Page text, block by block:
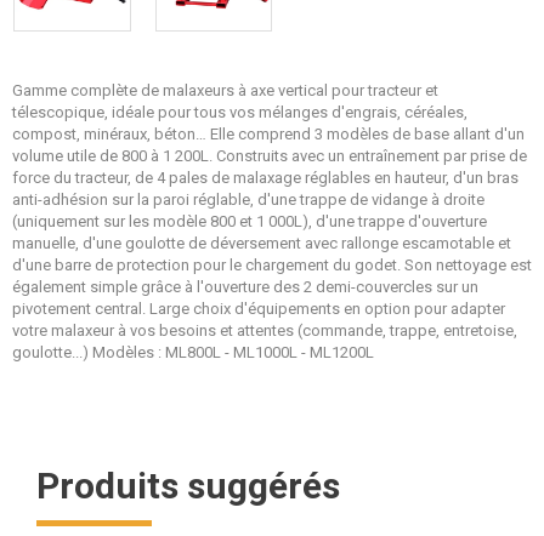
Gamme complète de malaxeurs à axe vertical pour tracteur et
télescopique, idéale pour tous vos mélanges d'engrais, céréales,
compost, minéraux, béton… Elle comprend 3 modèles de base allant d'un
volume utile de 800 à 1 200L. Construits avec un entraînement par prise de
force du tracteur, de 4 pales de malaxage réglables en hauteur, d'un bras
anti-adhésion sur la paroi réglable, d'une trappe de vidange à droite
(uniquement sur les modèle 800 et 1 000L), d'une trappe d'ouverture
manuelle, d'une goulotte de déversement avec rallonge escamotable et
d'une barre de protection pour le chargement du godet. Son nettoyage est
également simple grâce à l'ouverture des 2 demi-couvercles sur un
pivotement central. Large choix d'équipements en option pour adapter
votre malaxeur à vos besoins et attentes (commande, trappe, entretoise,
goulotte...) Modèles : ML800L - ML1000L - ML1200L
Produits suggérés